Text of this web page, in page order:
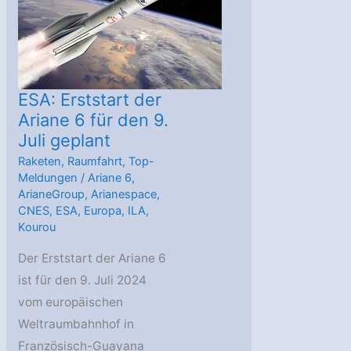
Juni
2024
ESA: Erststart der
Ariane 6 für den 9.
Juli geplant
Raketen, Raumfahrt,Top-
Meldungen /Ariane 6,
ArianeGroup,Arianespace,
CNES, ESA, Europa, ILA,
Kourou
Der Erststart der Ariane 6
ist für den 9. Juli 2024
vom europäischen
Weltraumbahnhof in
Französisch-Guayana